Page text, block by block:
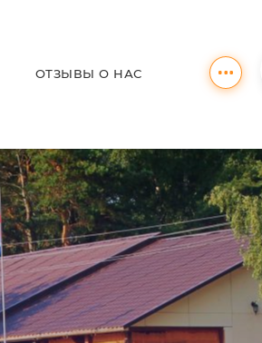
ОТЗЫВЫ О НАС